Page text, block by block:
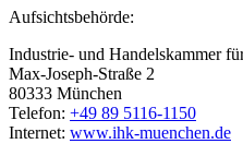
Aufsichtsbehörde:
Industrie- und Handelskammer
Max-Joseph-Straße 2
80333 München
Telefon: +49 89 5116-1150
Internet: www.ihk-muenchen.de